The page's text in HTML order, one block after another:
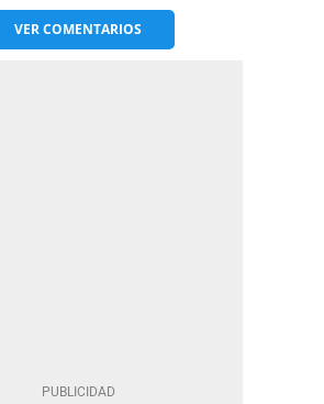
VERCOMENTARIOS